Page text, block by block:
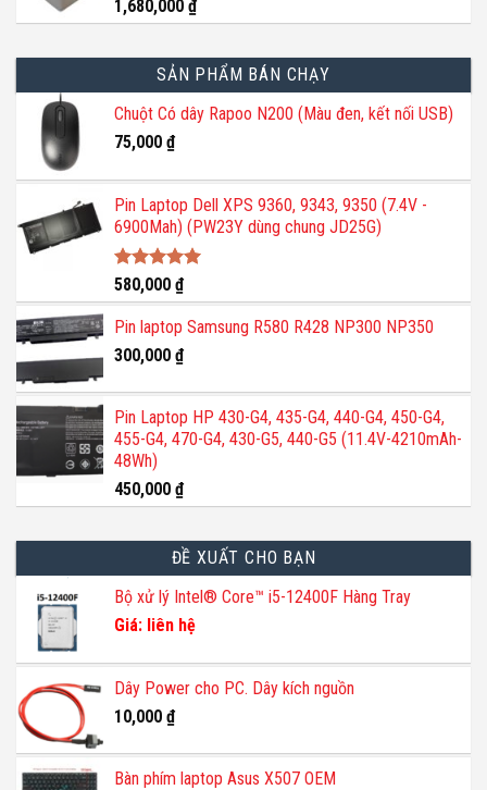
1,680,000 ₫
SẢN PHẨM BÁN CHẠY
Chuột Có dây Rapoo N200 (Màu đen, kết nối USB)
75,000 ₫
Pin Laptop Dell XPS 9360, 9343, 9350 (7.4V -
6900Mah) (PW23Y dùng chung JD25G)
Được xếp
hạng5.00
5 sao
580,000 ₫
Pin laptop Samsung R580 R428 NP300 NP350
300,000 ₫
Pin Laptop HP 430-G4, 435-G4, 440-G4, 450-G4,
455-G4, 470-G4, 430-G5, 440-G5 (11.4V-4210mAh-
48Wh)
450,000 ₫
ĐỀ XUẤT CHO BẠN
Bộ xử lý Intel® Core™ i5-12400F Hàng Tray
Giá: liên hệ
Dây Power cho PC. Dây kích nguồn
10,000 ₫
Bàn phím laptop Asus X507 OEM